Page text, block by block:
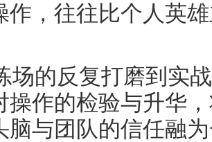
作，往往比个人英
场的反复打磨到实
操作的检验与升华
脑与团队的信任融